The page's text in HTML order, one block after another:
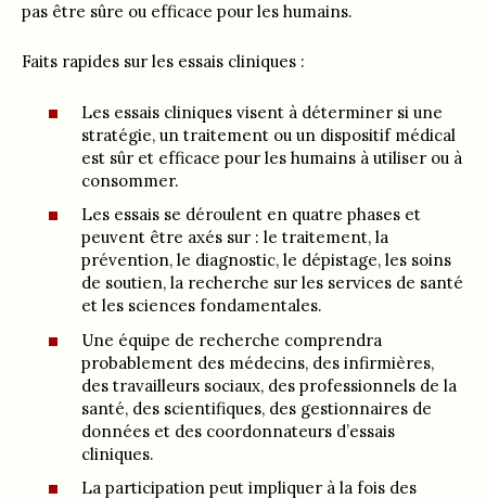
pas être sûre ou efficace pour les humains.
Faits rapides sur les essais cliniques :
Les essais cliniques visent à déterminer si une
stratégie, un traitement ou un dispositif médical
est sûr et efficace pour les humains à utiliser ou à
consommer.
Les essais se déroulent en quatre phases et
peuvent être axés sur : le traitement, la
prévention, le diagnostic, le dépistage, les soins
de soutien, la recherche sur les services de santé
et les sciences fondamentales.
Une équipe de recherche comprendra
probablement des médecins, des infirmières,
des travailleurs sociaux, des professionnels de la
santé, des scientifiques, des gestionnaires de
données et des coordonnateurs d’essais
cliniques.
La participation peut impliquer à la fois des